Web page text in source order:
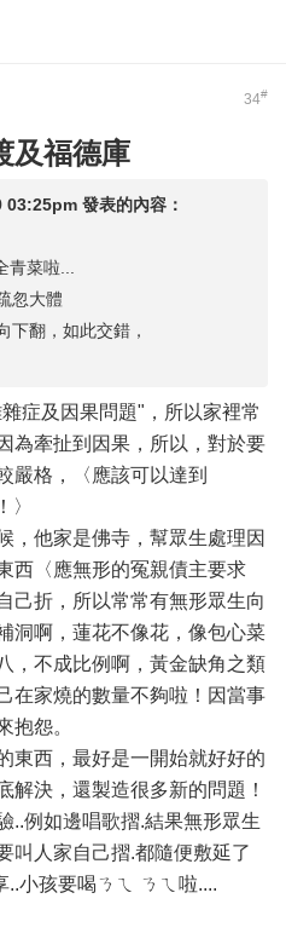
34#
及福德庫
03:25pm 發表的內容：
菜啦...
忽大體
下翻，如此交錯，
症及因果問題"，所以家裡常
為牽扯到因果，所以，對於要
嚴格，〈應該可以達到
〉
，他家是佛寺，幫眾生處理因
西〈應無形的冤親債主要求
己折，所以常常有無形眾生向
洞啊，蓮花不像花，像包心菜
，不成比例啊，黃金缺角之類
在家燒的數量不夠啦！因當事
抱怨。
東西，最好是一開始就好好的
解決，還製造很多新的問題！
..例如邊唱歌摺.結果無形眾生
叫人家自己摺.都隨便敷延了
..小孩要喝ㄋㄟ ㄋㄟ啦....